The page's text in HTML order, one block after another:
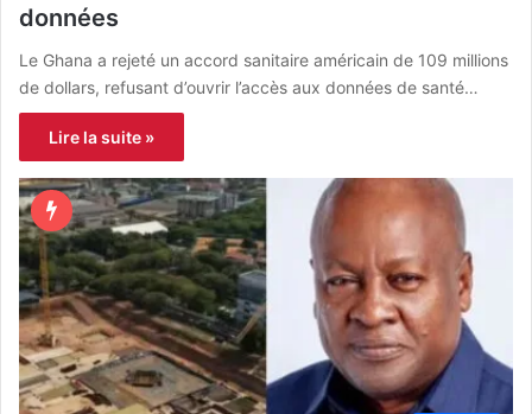
données
Le Ghana a rejeté un accord sanitaire américain de 109 millions
de dollars, refusant d’ouvrir l’accès aux données de santé…
Lire la suite »